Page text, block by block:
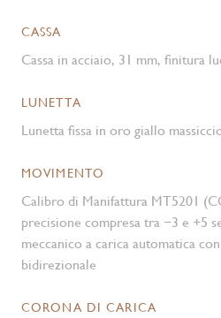
CASSA
Cassa in acciaio, 31 mm, finitura
LUNETTA
Lunetta fissa in oro giallo
MOVIMENTO
Calibro di Manifattura MT5201
precisione compresa tra −3 e +5
meccanico a carica automatica
bidirezionale
CORONA DI CARICA